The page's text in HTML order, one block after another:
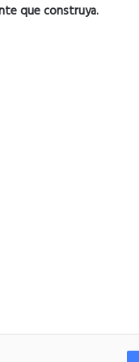
que construya.